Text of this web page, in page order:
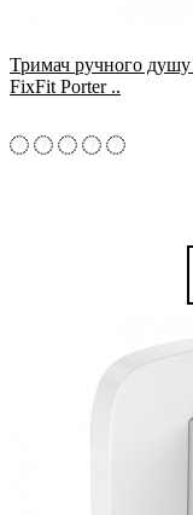
Тримач ручного душу
FixFit Porter ..